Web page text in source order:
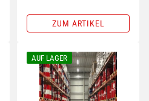
ZUM ARTIKEL
AUF LAGER